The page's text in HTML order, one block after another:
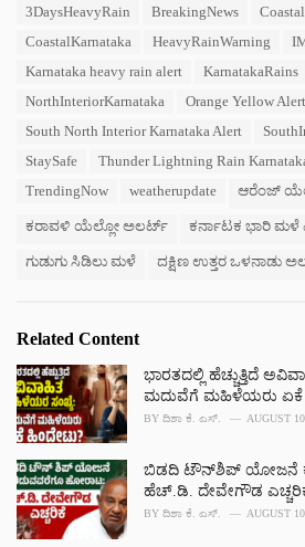
3DaysHeavyRain BreakingNews
CoastalKarnataka
HeavyRainWarning
Karnataka heavy rain alert
KarnatakaRains
NorthInteriorKarnataka
Orange Yellow
South North Interior Karnataka Alert
StaySafe
Thunder Lightning Rain
TrendingNow
weatherupdate ಆರೆಂಜ್
ಕರಾವಳಿ ಯೆಲ್ಲೋ ಅಲರ್ಟ್ ಕರ್ನಾಟಕ ಭಾರಿ ಮಳೆ
ಗುಡುಗು ಸಿಡಿಲು ಮಳೆ ದಕ್ಷಿಣ ಉತ್ತರ ಒಳನಾಡು
Related Content
ಭಾರತದಲ್ಲಿ ಹೆಚ್ಚುತ್ತಿದೆ
ಮದುವೆಗೆ ಮಹಿಳೆಯರು ಏಕೆ
BY ದಿಶಾ ಕೆ. ಎಸ್. AUGUST
ಬಿಡದಿ ಟೌನ್‌ಶಿಪ್ ಯೋಜನೆ
ಹೆಚ್.ಡಿ. ದೇವೇಗೌಡ
BY ದಿಶಾ ಕೆ. ಎಸ್. AUGUST